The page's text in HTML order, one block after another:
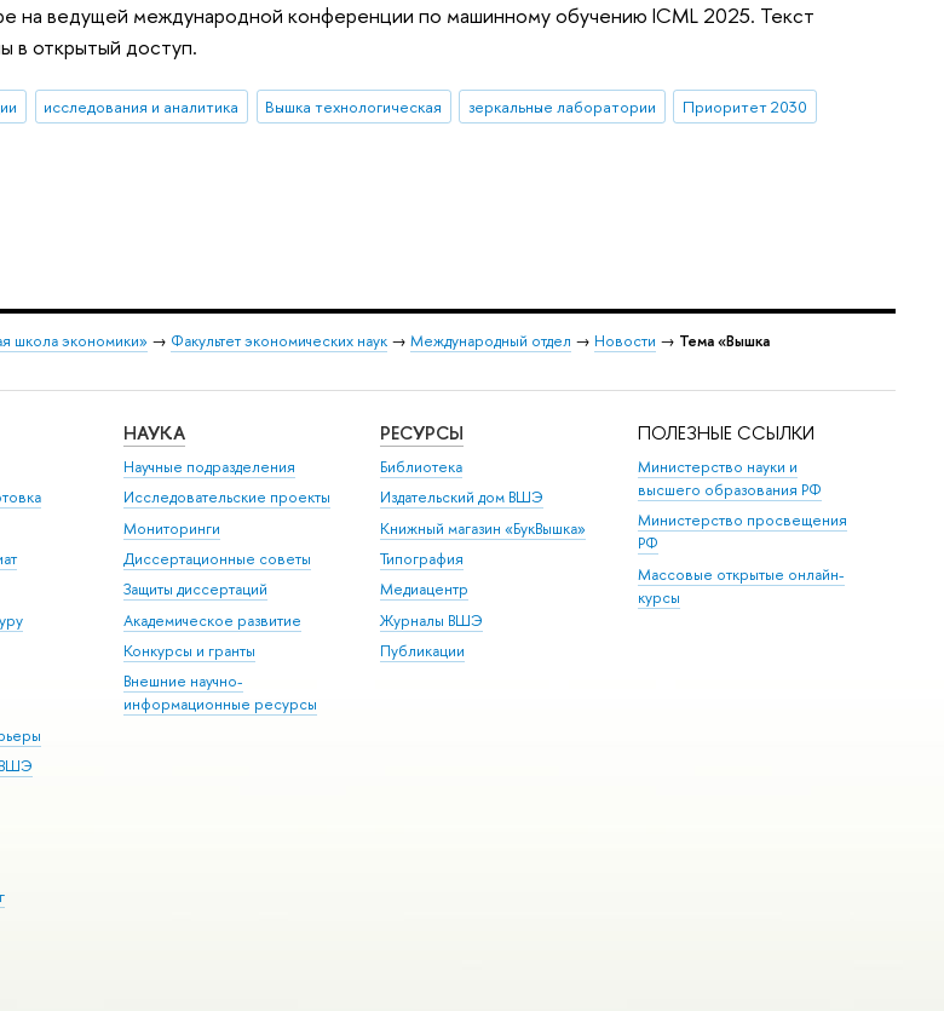
на ведущей международной конференции по машинному обучению ICML 2025. Текст
в открытый доступ.
исследования и аналитика Вышка технологическая зеркальные лаборатории Приоритет 2030
школа экономики» → Факультет экономических наук → Международный отдел → Новости → Тема «Вышка
ВШЭ
НАУКА
Научные подразделения
Исследовательские проекты
Мониторинги
Диссертационные советы
Защиты диссертаций
Академическое развитие
Конкурсы и гранты
Внешние научно-
информационные ресурсы
РЕСУРСЫ
Библиотека
Издательский дом ВШЭ
Книжный магазин «БукВышка»
Типография
Медиацентр
Журналы ВШЭ
Публикации
ПОЛЕЗНЫЕ ССЫЛКИ
Министерство науки и
высшего образования РФ
Министерство просвещения
РФ
Массовые открытые онлайн-
курсы